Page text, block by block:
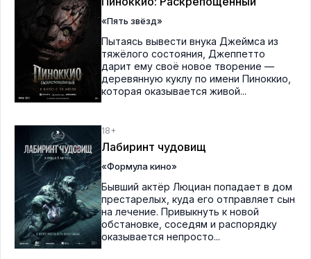
«Пять звёзд»
Пытаясь вывести внука Джеймса из
тяжёлого состояния, Джеппетто
дарит ему своё новое творение —
деревянную куклу по имени Пиноккио,
которая оказывается живой...
18+
Лабиринт чудовищ
«Формула кино»
Бывший актёр Люциан попадает в дом
престарелых, куда его отправляет сын
на лечение. Привыкнуть к новой
обстановке, соседям и распорядку
оказывается непросто...